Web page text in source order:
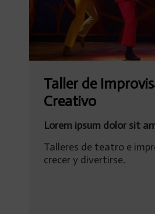
Taller de
Creativo
Lorem ipsum dolor sit
Talleres de teatro e
crecer y divertirse.